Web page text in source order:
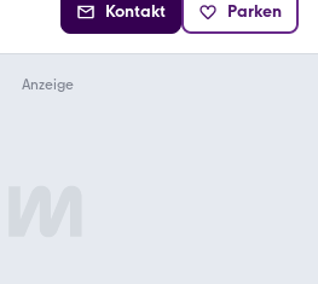
Kontakt Parken